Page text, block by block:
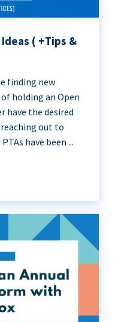
( +Tips &
finding new
holding an Open
have the desired
out to
have been ...